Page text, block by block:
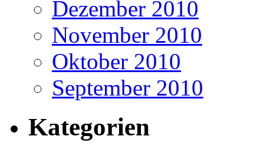
Dezember 2010
November 2010
Oktober 2010
September 2010
Kategorien